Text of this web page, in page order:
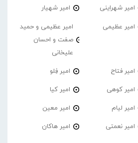
امیر شهراینی امیر شهیار
امیر عظیمی
امیر عظیمی و حمید
صفت و احسان
علیخانی
امیر فتاح امیر فِلو
امیر کوهی امیر کیا
امیر لیام امیر معین
امیر نعمتی امیر هاکان